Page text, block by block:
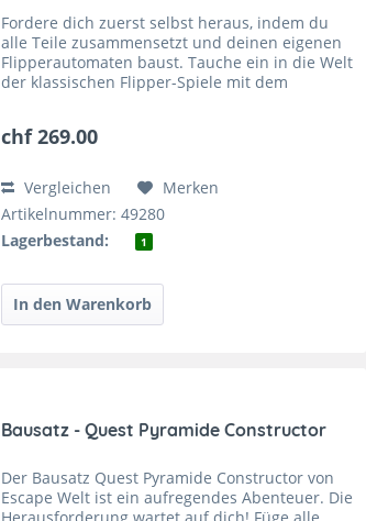
Fordere dich zuerst selbst heraus, indem du
alle Teile zusammensetzt und deinen eigenen
Flipperautomaten baust. Tauche ein in die Welt
der klassischen Flipper-Spiele mit dem
chf 269.00
Vergleichen
Merken
Artikelnummer: 49280
Lagerbestand:
1
Bausatz - Quest Pyramide Constructor
Der Bausatz Quest Pyramide Constructor von
Escape Welt ist ein aufregendes Abenteuer. Die